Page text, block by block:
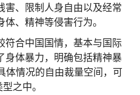
害、限制人身自由以及经常
、精神等侵害行为。
符合中国国情，基本与国际
身体暴力，明确包括精神暴
体情况的自由裁量空间，可
之中。